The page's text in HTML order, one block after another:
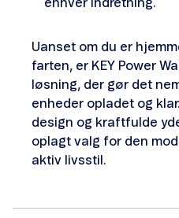
enhver indretning.
Uanset om du er
farten, er KEY Power
løsning, der gør det
enheder opladet og
design og kraftfulde
oplagt valg for den
aktiv livsstil.